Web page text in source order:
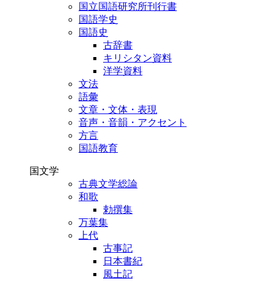
国立国語研究所刊行書
国語学史
国語史
古辞書
キリシタン資料
洋学資料
文法
語彙
文章・文体・表現
音声・音韻・アクセント
方言
国語教育
国文学
古典文学総論
和歌
勅撰集
万葉集
上代
古事記
日本書紀
風土記